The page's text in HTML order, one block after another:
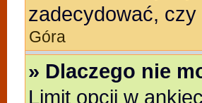
zadecydować, czy
Góra
» Dlaczego nie
Limit opcji w